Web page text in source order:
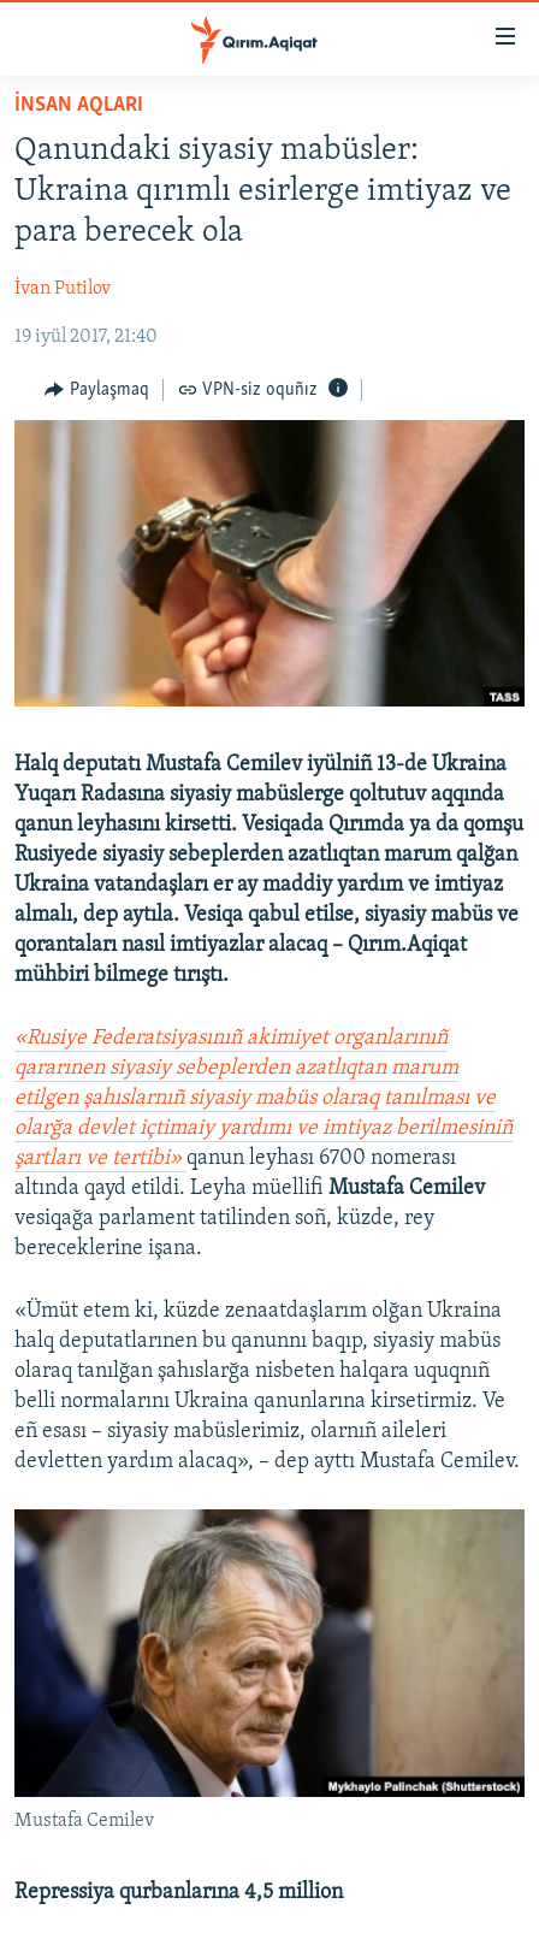
Esas
qaytmaq
Baş
navigatsiyağa
qaytmaq
Qıdıruvğa
SİYASET
İQTİSADİYAT
MEDENİYET
İNSAN AQLARI
VİDEO
RFE/RS bütün saytları
İNSAN AQLARI
Qanundaki siyasiy mabüsler:
Ukraina qırımlı esirlerge imtiyaz ve
para berecek ola
İvan Putilov
19 iyül 2017, 21:40
Paylaşmaq VPN-siz oquñız
Halq deputatı Mustafa Cemilev iyülniñ 13-de Ukraina
Yuqarı Radasına siyasiy mabüslerge qoltutuv aqqında
qanun leyhasını kirsetti. Vesiqada Qırımda ya da qomşu
Rusiyede siyasiy sebeplerden azatlıqtan marum qalğan
Ukraina vatandaşları er ay maddiy yardım ve imtiyaz
almalı, dep aytıla. Vesiqa qabul etilse, siyasiy mabüs ve
qorantaları nasıl imtiyazlar alacaq – Qırım.Aqiqat
mühbiri bilmege tırıştı.
«Rusiye Federatsiyasınıñ akimiyet organlarınıñ
qararınen siyasiy sebeplerden azatlıqtan marum
etilgen şahıslarnıñ siyasiy mabüs olaraq tanılması ve
olarğa devlet içtimaiy yardımı ve imtiyaz berilmesiniñ
şartları ve tertibi»qanun leyhası 6700 nomerası
altında qayd etildi. Leyha müellifi Mustafa Cemilev
vesiqağa parlament tatilinden soñ, küzde, rey
bereceklerine işana.
«Ümüt etem ki, küzde zenaatdaşlarım olğan Ukraina
halq deputatlarınen bu qanunnı baqıp, siyasiy mabüs
olaraq tanılğan şahıslarğa nisbeten halqara uquqnıñ
belli normalarını Ukraina qanunlarına kirsetirmiz. Ve
eñ esası – siyasiy mabüslerimiz, olarnıñ aileleri
devletten yardım alacaq», – dep ayttı Mustafa Cemilev.
Mustafa Cemilev
Repressiya qurbanlarına 4,5 million